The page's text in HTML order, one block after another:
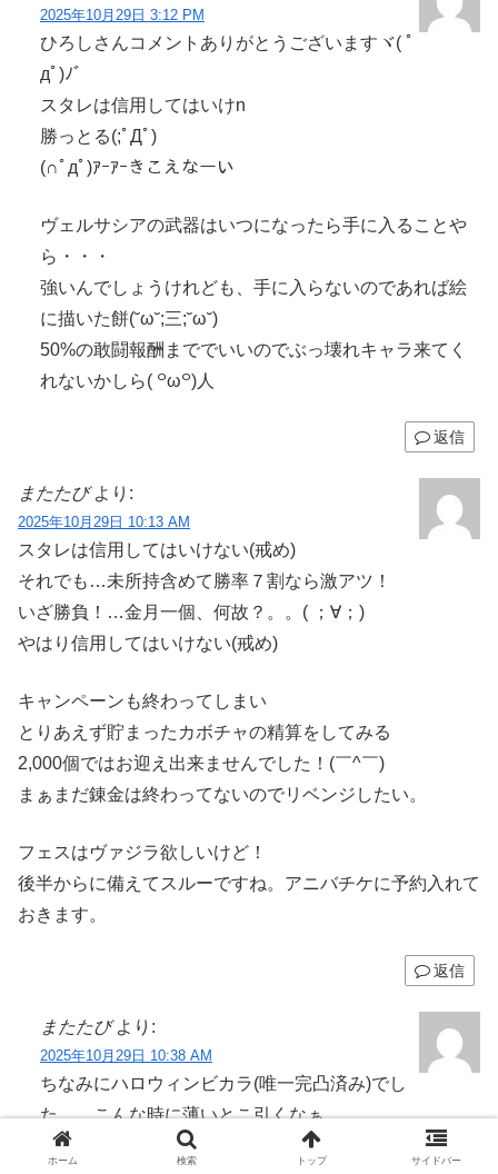
2025年10月29日 3:12 PM
ひろしさんコメントありがとうございますヾ( ﾟ
дﾟ)ﾉ゛
スタレは信用してはいけn
勝っとる(;ﾟДﾟ)
(∩ﾟдﾟ)ｱｰｱｰきこえなーい
ヴェルサシアの武器はいつになったら手に入ることや
ら・・・
強いんでしょうけれども、手に入らないのであれば絵
に描いた餅(˘ω˘;三;˘ω˘)
50%の敢闘報酬まででいいのでぶっ壊れキャラ来てく
れないかしら( ꒪ω꒪)人
返信
またたび より:
2025年10月29日 10:13 AM
スタレは信用してはいけない(戒め)
それでも…未所持含めて勝率７割なら激アツ！
いざ勝負！…金月一個、何故？。。( ；∀；)
やはり信用してはいけない(戒め)
キャンペーンも終わってしまい
とりあえず貯まったカボチャの精算をしてみる
2,000個ではお迎え出来ませんでした！(￣^￣)
まぁまだ錬金は終わってないのでリベンジしたい。
フェスはヴァジラ欲しいけど！
後半からに備えてスルーですね。アニバチケに予約入れて
おきます。
返信
またたび より:
2025年10月29日 10:38 AM
ちなみにハロウィンビカラ(唯一完凸済み)でし
た。。こんな時に薄いとこ引くなぁ
返信
ホーム 検索 トップ サイドバー